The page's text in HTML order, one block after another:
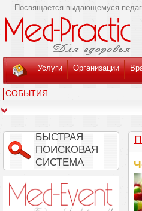
Посвящается выдающемуся
Услуги Организации
СОБЫТИЯ
БЫСТРАЯ
ПОИСКОВАЯ
СИСТЕМА